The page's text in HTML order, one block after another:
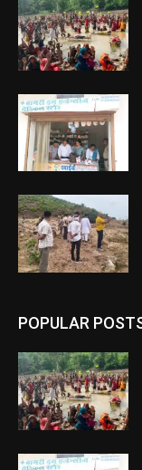
POPULAR